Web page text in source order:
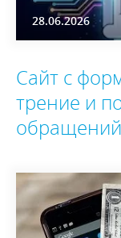
28.06.2026
Сайт с
трение и
обращений